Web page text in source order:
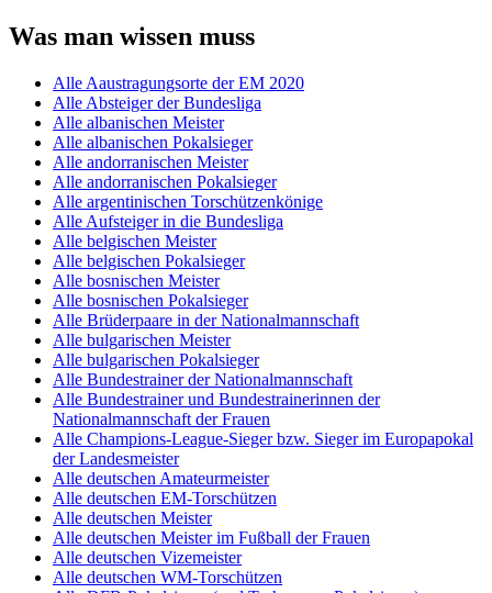
Was man wissen muss
Alle Aaustragungsorte der EM 2020
Alle Absteiger der Bundesliga
Alle albanischen Meister
Alle albanischen Pokalsieger
Alle andorranischen Meister
Alle andorranischen Pokalsieger
Alle argentinischen Torschützenkönige
Alle Aufsteiger in die Bundesliga
Alle belgischen Meister
Alle belgischen Pokalsieger
Alle bosnischen Meister
Alle bosnischen Pokalsieger
Alle Brüderpaare in der Nationalmannschaft
Alle bulgarischen Meister
Alle bulgarischen Pokalsieger
Alle Bundestrainer der Nationalmannschaft
Alle Bundestrainer und Bundestrainerinnen der
Nationalmannschaft der Frauen
Alle Champions-League-Sieger bzw. Sieger im Europapokal
der Landesmeister
Alle deutschen Amateurmeister
Alle deutschen EM-Torschützen
Alle deutschen Meister
Alle deutschen Meister im Fußball der Frauen
Alle deutschen Vizemeister
Alle deutschen WM-Torschützen